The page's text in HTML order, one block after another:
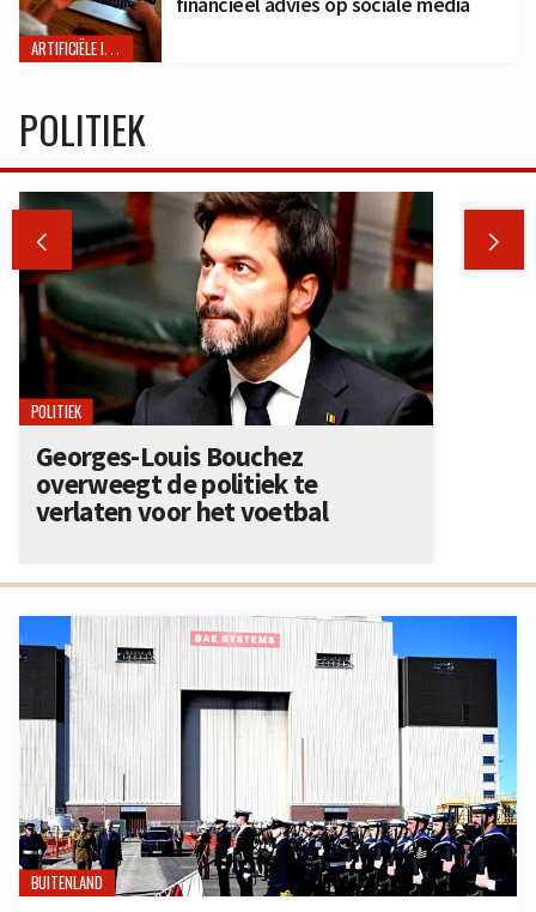
ARTIFICIËLE INTELLIGENTIE
BUITENLAND
POLITIEK
 
POLITIEK
Georges-Louis Bouchez
overweegt de politiek te
verlaten voor het voetbal